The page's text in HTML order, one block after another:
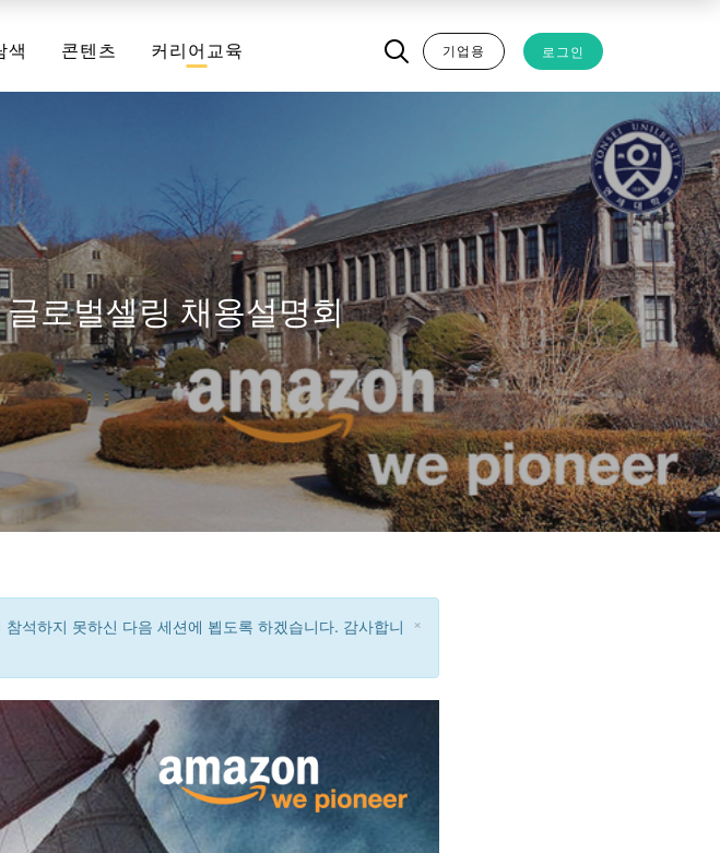
색 콘텐츠 커리어교육 로그인
기업용
로벌셀링 채용설명회
×
석하지 못하신 다음 세션에 뵙도록 하겠습니다. 감사합니